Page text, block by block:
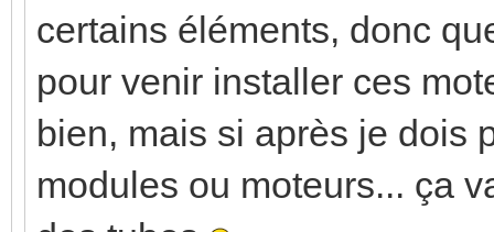
certains éléments, donc
pour venir installer ces
bien, mais si après je dois
modules ou moteurs... ça